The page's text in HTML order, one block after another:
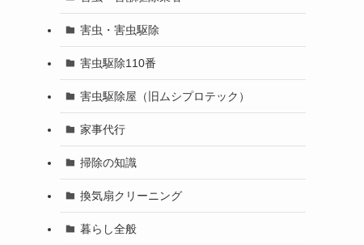
害虫・害虫駆除
害虫駆除110番
害虫駆除屋（旧ムシプロテック）
家事代行
掃除の知識
換気扇クリーニング
暮らし全般